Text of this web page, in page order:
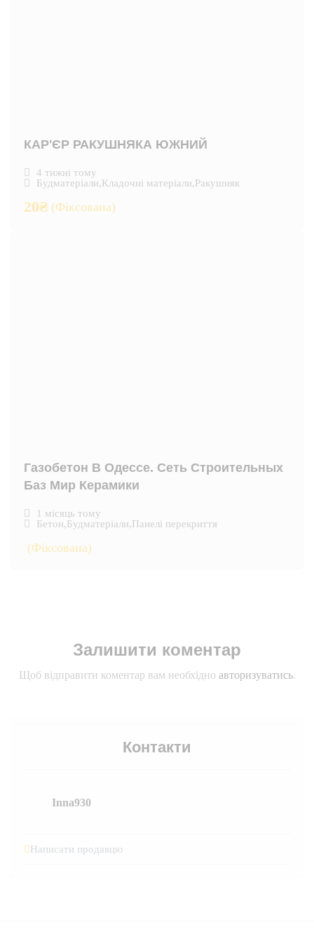
КАР'ЄР РАКУШНЯКА ЮЖНИЙ
4 тижні тому
Будматеріали,Кладочні матеріали,Ракушняк
20₴ (Фіксована)
Газобетон В Одессе. Сеть Строительных
Баз Мир Керамики
1 місяць тому
Бетон,Будматеріали,Панелі перекриття
(Фіксована)
Залишити коментар
Щоб відправити коментар вам необхідно авторизуватись.
Контакти
Inna930
Написати продавцю